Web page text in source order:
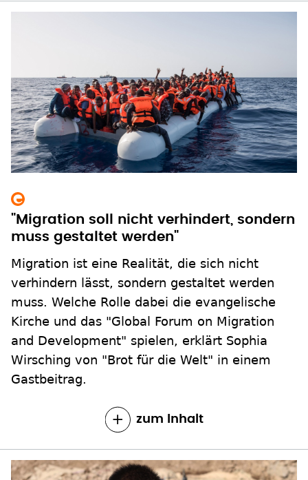
"Migration soll nicht verhindert, sondern
muss gestaltet werden"
Migration ist eine Realität, die sich nicht
verhindern lässt, sondern gestaltet werden
muss. Welche Rolle dabei die evangelische
Kirche und das "Global Forum on Migration
and Development" spielen, erklärt Sophia
Wirsching von "Brot für die Welt" in einem
Gastbeitrag.
zum Inhalt